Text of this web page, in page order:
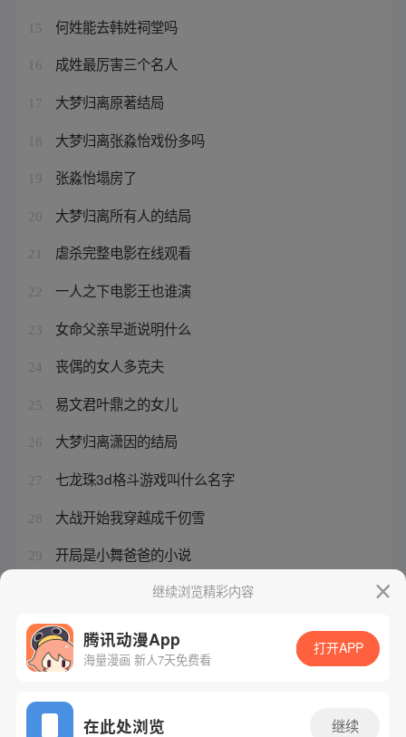
15 何姓能去韩姓祠堂吗
16 成姓最厉害三个名人
17 大梦归离原著结局
18 大梦归离张淼怡戏份多吗
19 张淼怡塌房了
20 大梦归离所有人的结局
21 虐杀完整电影在线观看
22 一人之下电影王也谁演
23 女命父亲早逝说明什么
24 丧偶的女人多克夫
25 易文君叶鼎之的女儿
26 大梦归离潇因的结局
27 七龙珠3d格斗游戏叫什么名字
28 大战开始我穿越成千仞雪
29 开局是小舞爸爸的小说
电影演员名单大全继续浏览精彩内容
腾讯动漫App
海量漫画 新人7天免费看
打开APP
在此处浏览 继续
网站备案/许可证号：粤B2-20090059-5